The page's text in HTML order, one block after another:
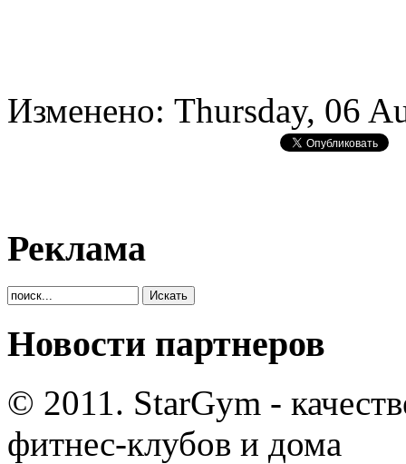
Изменено: Thursday, 06
Реклама
Новости партнеров
© 2011. StarGym -
фитнес-клубов и дома